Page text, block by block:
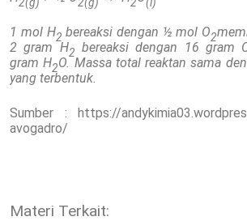
1 mol H2 bereaksi dengan ½ mol O2
2 gram H2 bereaksi dengan 16 gram
gram H2O. Massa total reaktan sama
yang terbentuk.
Sumber :
https://
avogadro/
Materi Terkait: